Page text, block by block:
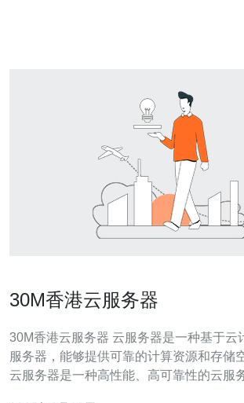
30M香港云服务器
30M香港云服务器 云服务器是一种基于云计算技术的虚拟
服务器，能够提供可靠的计算资源和存储
云服务器是一种高性能、高可靠性的云服